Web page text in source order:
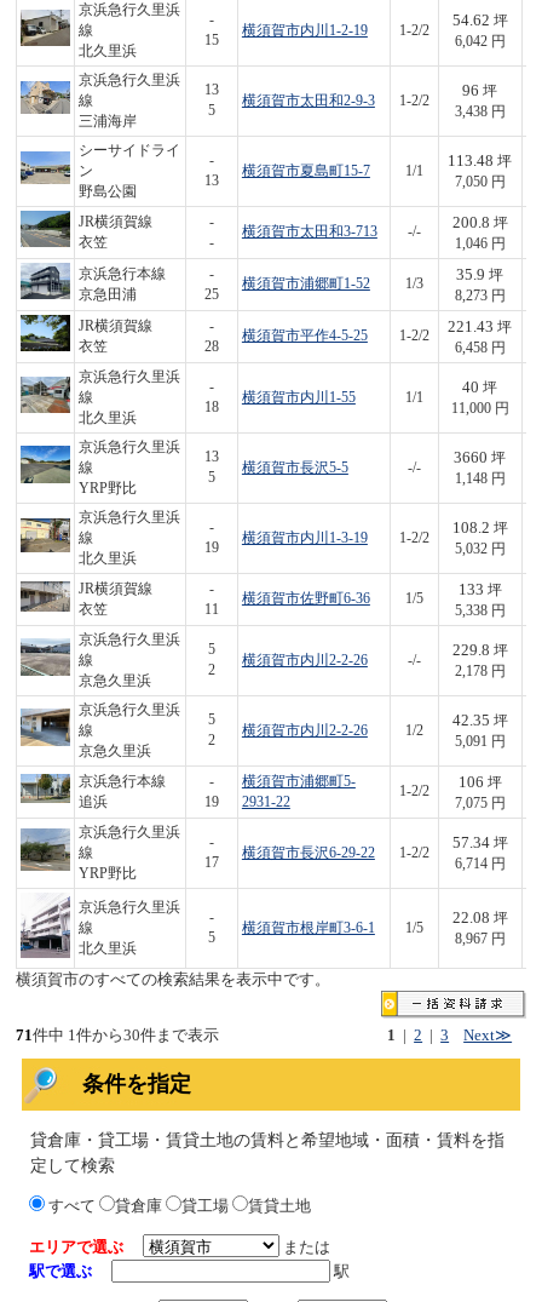
京浜急行久里浜
線
北久里浜
-
15
横須賀市内川1-2-19 1-2/2
54.62 坪
6,042 円
京浜急行久里浜
線
三浦海岸
13
5
横須賀市太田和2-9-3 1-2/2
96 坪
3,438 円
シーサイドライ
ン
野島公園
-
13
横須賀市夏島町15-7 1/1
113.48 坪
7,050 円
JR横須賀線
衣笠
-
-
横須賀市太田和3-713 -/-
200.8 坪
1,046 円
京浜急行本線
京急田浦
-
25
横須賀市浦郷町1-52 1/3
35.9 坪
8,273 円
JR横須賀線
衣笠
-
28
横須賀市平作4-5-25 1-2/2
221.43 坪
6,458 円
京浜急行久里浜
線
北久里浜
-
18
横須賀市内川1-55 1/1
40 坪
11,000 円
京浜急行久里浜
線
YRP野比
13
5
横須賀市長沢5-5 -/-
3660 坪
1,148 円
京浜急行久里浜
線
北久里浜
-
19
横須賀市内川1-3-19 1-2/2
108.2 坪
5,032 円
JR横須賀線
衣笠
-
11
横須賀市佐野町6-36 1/5
133 坪
5,338 円
京浜急行久里浜
線
京急久里浜
5
2
横須賀市内川2-2-26 -/-
229.8 坪
2,178 円
京浜急行久里浜
線
京急久里浜
5
2
横須賀市内川2-2-26 1/2
42.35 坪
5,091 円
京浜急行本線
追浜
-
19
横須賀市浦郷町5-
2931-22
1-2/2
106 坪
7,075 円
京浜急行久里浜
線
YRP野比
-
17
横須賀市長沢6-29-22 1-2/2
57.34坪
6,714 円
京浜急行久里浜
線
北久里浜
-
5
横須賀市根岸町3-6-1 1/5
22.08 坪
8,967 円
横須賀市のすべての検索結果を表示中です。
1 |2 |3 Next≫
71件中 1件から30件まで表示
条件を指定
貸倉庫・貸工場・賃貸土地の賃料と希望地域・面積・賃料を指
定して検索
すべて 貸倉庫 貸工場 賃貸土地
エリアで選ぶ
または
駅で選ぶ
駅